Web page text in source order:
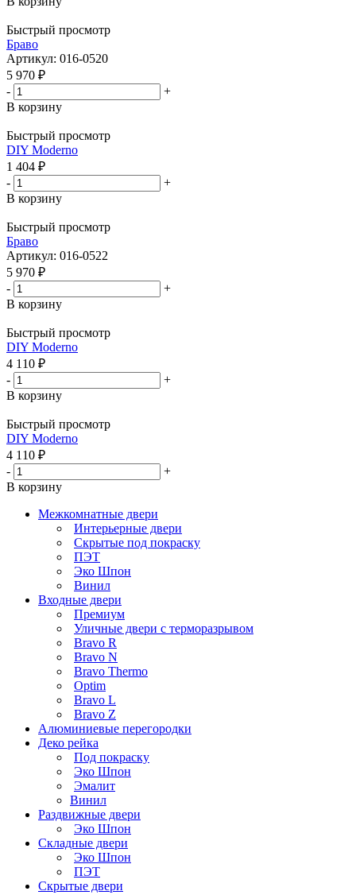
Быстрый просмотр
Бравo
Артикул: 016-0520
5 970 ₽
-
+
В корзину
Быстрый просмотр
DIY Moderno
1 404 ₽
-
+
В корзину
Быстрый просмотр
Бравo
Артикул: 016-0522
5 970 ₽
-
+
В корзину
Быстрый просмотр
DIY Moderno
4 110 ₽
-
+
В корзину
Быстрый просмотр
DIY Moderno
4 110 ₽
-
+
В корзину
Межкомнатные двери
Интерьерные двери
Скрытые под покраску
ПЭТ
Эко Шпон
Винил
Входные двери
Премиум
Уличные двери с терморазрывом
Bravo R
Bravo N
Bravo Thermo
Optim
Bravo L
Bravo Z
Алюминиевые перегородки
Деко рейка
Под покраску
Эко Шпон
Эмалит
Винил
Раздвижные двери
Эко Шпон
Складные двери
Эко Шпон
ПЭТ
Скрытые двери